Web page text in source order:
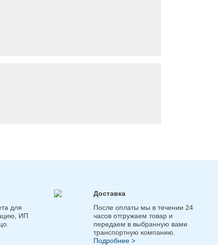
для
ИП
Доставка
После оплаты мы в течении 24
часов отгружаем товар и
передаем в выбранную вами
транспортную компанию.
Подробнее >